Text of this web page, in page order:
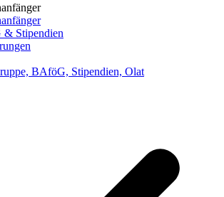
Stipendien
BAföG, Stipendien, Olat